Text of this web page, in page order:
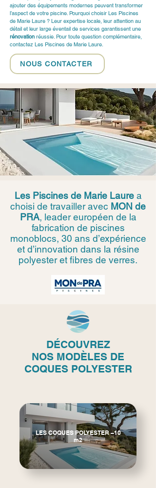
ajouter des équipements modernes peuvent transformer
l’aspect de votre piscine. Pourquoi choisir Les Piscines
de Marie Laure ? Leur expertise locale, leur attention au
détail et leur large éventail de services garantissent une
rénovation réussie. Pour toute question complémentaire,
contactez Les Piscines de Marie Laure.
NOUS CONTACTER
Les Piscines de Marie Laurea
choisi de travailler avec MON de
PRA, leader européen de la
fabrication de piscines
monoblocs, 30 ans d’expérience
et d’innovation dans la résine
polyester et fibres de verres.
DÉCOUVREZ
NOS MODÈLES DE
COQUES POLYESTER
LES COQUES POLYESTER –10
m2